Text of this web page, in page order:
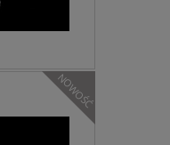
NOWOŚĆ